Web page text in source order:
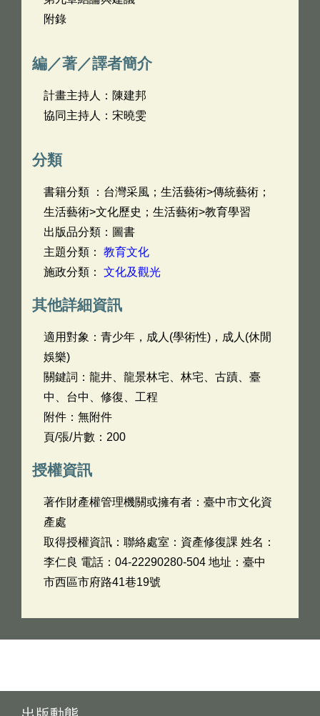
附錄
編／著／譯者簡介
計畫主持人：陳建邦
協同主持人：宋曉雯
分類
書籍分類 ：台灣采風；生活藝術>傳統藝術；
生活藝術>文化歷史；生活藝術>教育學習
出版品分類：圖書
主題分類： 教育文化
施政分類： 文化及觀光
其他詳細資訊
適用對象：青少年，成人(學術性)，成人(休閒
娛樂)
關鍵詞：龍井、龍景林宅、林宅、古蹟、臺
中、台中、修復、工程
附件：無附件
頁/張/片數：200
授權資訊
著作財產權管理機關或擁有者：臺中市文化資
產處
取得授權資訊：聯絡處室：資產修復課 姓名：
李仁良 電話：04-22290280-504 地址：臺中
市西區市府路41巷19號